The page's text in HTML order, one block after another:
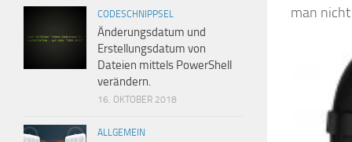
man
CODESCHNIPPSEL
Änderungsdatum und
Erstellungsdatum von
Dateien mittels PowerShell
verändern.
16. OKTOBER 2018
ALLGEMEIN